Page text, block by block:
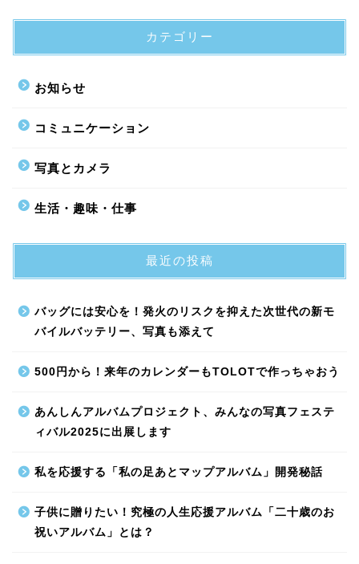
カテゴリー
お知らせ
コミュニケーション
写真とカメラ
生活・趣味・仕事
最近の投稿
バッグには安心を！発火のリスクを抑えた次世代の新モ
バイルバッテリー、写真も添えて
500円から！来年のカレンダーもTOLOTで作っちゃおう
あんしんアルバムプロジェクト、みんなの写真フェステ
ィバル2025に出展します
私を応援する「私の足あとマップアルバム」開発秘話
子供に贈りたい！究極の人生応援アルバム「二十歳のお
祝いアルバム」とは？